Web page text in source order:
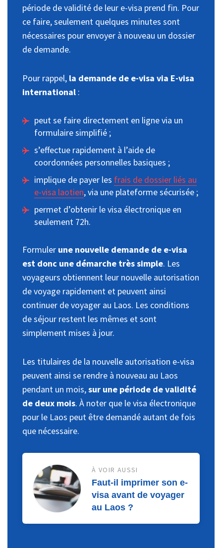
période de validité de leur e-visa prend fin. Pour
ce faire, seulement quelques minutes sont
nécessaires pour envoyer à nouveau un dossier
de demande.
Pour rappel, la demande de e-visa via E-visa
international :
peut se faire directement en ligne via un
formulaire simplifié ;
s’effectue rapidement à l’aide de
coordonnées personnelles basiques ;
implique de payer les frais de dossier liés au
e-visa laotien, via une plateforme sécurisée ;
permet d’obtenir le visa électronique en
seulement 72h.
Formuler une nouvelle demande de e-visa
est donc une démarche très simple. Les
voyageurs obtiennent leur nouvelle autorisation
de voyage rapidement et peuvent ainsi
continuer de voyager au Laos. Les conditions
de séjour restent les mêmes et sont
simplement mises à jour.
Les titulaires de la nouvelle autorisation e-visa
peuvent ainsi se rendre à nouveau au Laos
pendant un mois,sur une période de validité
de deux mois. À noter que le visa électronique
pour le Laos peut être demandé autant de fois
que nécessaire.
À VOIR AUSSI
Faut-il imprimer son e-
visa avant de voyager
au Laos ?